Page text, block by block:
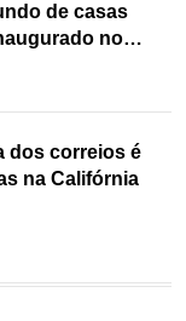
de casas
no
dos correios é
na Califórnia